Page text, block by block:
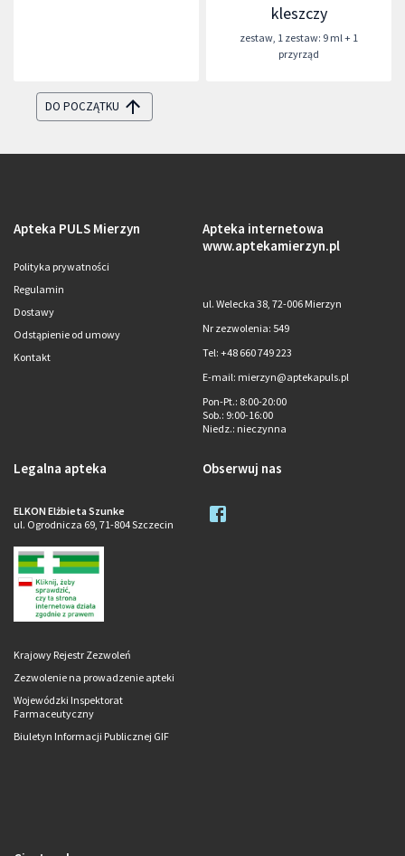
kleszczy
zestaw 1 zestaw: 9 ml + 1
przyrząd
DO POCZĄTKU
Apteka PULS Mierzyn
Polityka prywatności
Regulamin
Dostawy
Odstąpienie od umowy
Kontakt
Apteka internetowa
www.aptekamierzyn.pl
ul. Welecka 38, 72-006 Mierzyn
Nr zezwolenia: 549
Tel: +48 660 749 223
E-mail: mierzyn@aptekapuls.pl
Pon-Pt.: 8:00-20:00
Sob.: 9:00-16:00
Niedz.: nieczynna
Legalna apteka
ELKON Elżbieta Szunke
ul. Ogrodnicza 69, 71-804 Szczecin
Krajowy Rejestr Zezwoleń
Zezwolenie na prowadzenie apteki
Wojewódzki Inspektorat
Farmaceutyczny
Biuletyn Informacji Publicznej GIF
Obserwuj nas